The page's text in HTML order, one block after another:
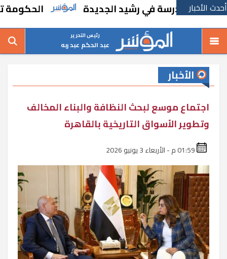
أحدث الأخبار
مدرسة في رشيد الجديدة الحكومة تقر
رئيس التحرير
عبد الحكم عبد ربه
الأخبار
اجتماع موسع لبحث النظافة والبناء المخالف
وتطوير الأسواق التاريخية بالقاهرة